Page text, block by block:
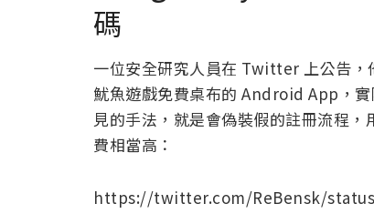
碼
一位安全研究人員在 Twitter 上公告，
魷魚遊戲免費桌布的 Android App，
見的手法，就是會偽裝假的註冊流程
費相當高：
https://twitter.com/ReBensk/status/